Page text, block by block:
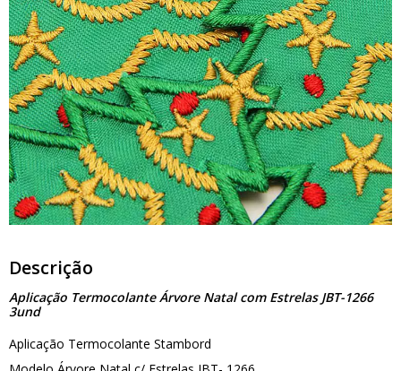
Descrição
Aplicação Termocolante Árvore Natal com Estrelas JBT-1266
3und
Aplicação Termocolante Stambord